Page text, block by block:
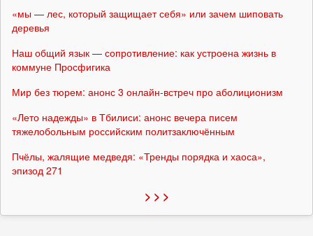
«мы — лес, который защищает себя» или зачем шиповать
деревья
Наш общий язык — сопротивление: как устроена жизнь в
коммуне Просфигика
Мир без тюрем: анонс 3 онлайн-встреч про аболиционизм
«Лето надежды» в Тбилиси: анонс вечера писем
тяжелобольным российским политзаключённым
Пчёлы, жалящие медведя: «Тренды порядка и хаоса»,
эпизод 271
> > >